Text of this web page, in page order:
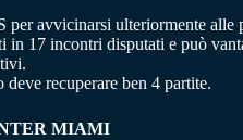
per avvicinarsi ulteriormente alle
17 incontri disputati e può
recuperare ben 4 partite.
MIAMI